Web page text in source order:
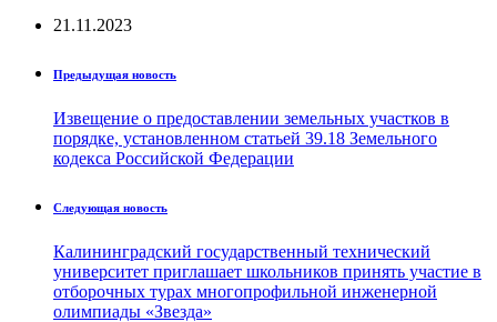
21.11.2023
Предыдущая новость
Извещение о предоставлении земельных участков в
порядке, установленном статьей 39.18 Земельного
кодекса Российской Федерации
Следующая новость
Калининградский государственный технический
университет приглашает школьников принять участие в
отборочных турах многопрофильной инженерной
олимпиады «Звезда»